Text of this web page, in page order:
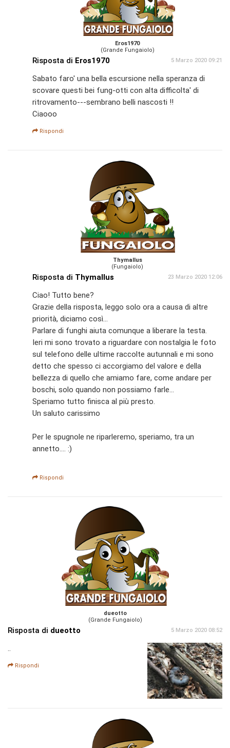
Eros1970
(Grande Fungaiolo)
Risposta di Eros1970 5 Marzo 2020 09:21
Sabato faro' una bella escursione nella speranza di
scovare questi bei fung-otti con alta difficolta' di
ritrovamento---sembrano belli nascosti !!
Ciaooo
Rispondi
Thymallus
(Fungaiolo)
Risposta di Thymallus 23 Marzo 2020 12:06
Ciao! Tutto bene?
Grazie della risposta, leggo solo ora a causa di altre
priorità, diciamo così...
Parlare di funghi aiuta comunque a liberare la testa.
Ieri mi sono trovato a riguardare con nostalgia le foto
sul telefono delle ultime raccolte autunnali e mi sono
detto che spesso ci accorgiamo del valore e della
bellezza di quello che amiamo fare, come andare per
boschi, solo quando non possiamo farle...
Speriamo tutto finisca al più presto.
Un saluto carissimo
Per le spugnole ne riparleremo, speriamo, tra un
annetto.... :)
Rispondi
dueotto
(Grande Fungaiolo)
Risposta di dueotto 5 Marzo 2020 08:52
Rispondi